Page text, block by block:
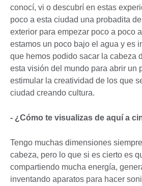
conocí, vi o descubrí en estas
poco a esta ciudad una probadita
exterior para empezar poco a poco
estamos un poco bajo el agua y es
que hemos podido sacar la cabeza
esta visión del mundo para abrir un
estimular la creatividad de los que
ciudad creando cultura.
- ¿Cómo te visualizas de aquí a
Tengo muchas dimensiones
cabeza, pero lo que si es cierto es
compartiendo mucha energía,
inventando aparatos para hacer